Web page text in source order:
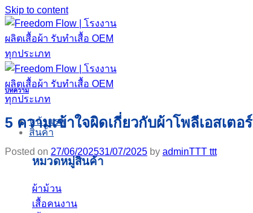
Skip to content
หน้าแรก
สินค้า
หมวดหมู่สินค้า
ผ้าม้วน
เสื้อคนงาน
บทความ
5 ความเข้าใจผิดเกี่ยวกับผ้าโพลีเอสเตอร์
Posted on 27/06/202531/07/2025 by adminTTT ttt